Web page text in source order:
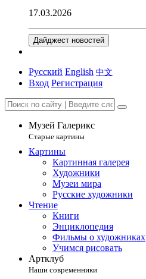
17.03.2026
Дайджест новостей
Русский English 中文
Вход Регистрация
Музей Галерикс
Старые картины
Картины
Картинная галерея
Художники
Музеи мира
Русские художники
Чтение
Книги
Энциклопедия
Фильмы о художниках
Учимся рисовать
Артклуб
Наши современники